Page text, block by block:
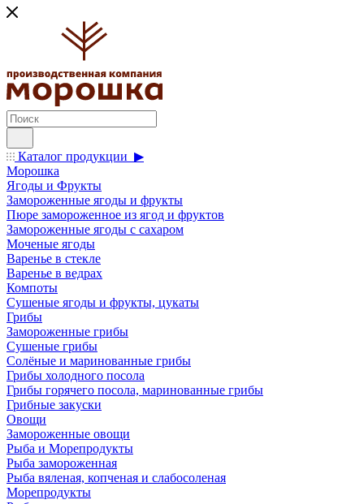
Каталог продукции ▶
Морошка
Ягоды и Фрукты
Замороженные ягоды и фрукты
Пюре замороженное из ягод и фруктов
Замороженные ягоды с сахаром
Моченые ягоды
Варенье в стекле
Варенье в ведрах
Компоты
Сушеные ягоды и фрукты, цукаты
Грибы
Замороженные грибы
Сушеные грибы
Солёные и маринованные грибы
Грибы холодного посола
Грибы горячего посола, маринованные грибы
Грибные закуски
Овощи
Замороженные овощи
Рыба и Морепродукты
Рыба замороженная
Рыба вяленая, копченая и слабосоленая
Морепродукты